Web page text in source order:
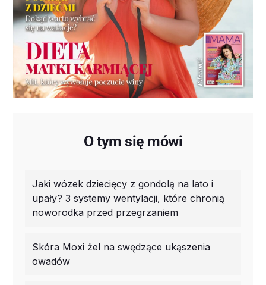
O tym się mówi
Jaki wózek dziecięcy z gondolą na lato i
upały? 3 systemy wentylacji, które chronią
noworodka przed przegrzaniem
Skóra Moxi żel na swędzące ukąszenia
owadów